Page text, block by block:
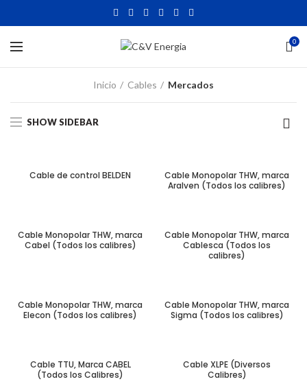
0
Inicio Cables Mercados
SHOW SIDEBAR
Cable de control BELDEN
Cable Monopolar THW, marca
Aralven (Todos los calibres)
Cable Monopolar THW, marca
Cabel (Todos los calibres)
Cable Monopolar THW, marca
Cablesca (Todos los
calibres)
Cable Monopolar THW, marca
Elecon (Todos los calibres)
Cable Monopolar THW, marca
Sigma (Todos los calibres)
Cable TTU, Marca CABEL
(Todos los Calibres)
Cable XLPE (Diversos
Calibres)